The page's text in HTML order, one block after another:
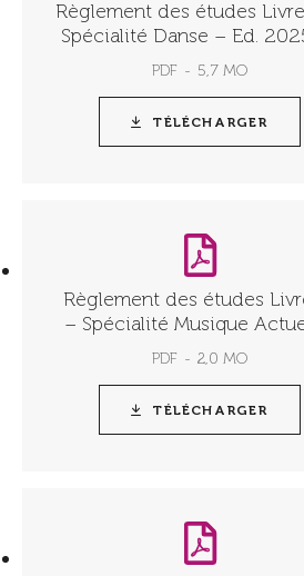
Règlement des études
Spécialité Danse – Ed.
PDF 5,7 MO
TÉLÉCHARGER
Règlement des études
– Spécialité Musique
Amplifiées – Ed. 2025.26
PDF 2,0 MO
TÉLÉCHARGER